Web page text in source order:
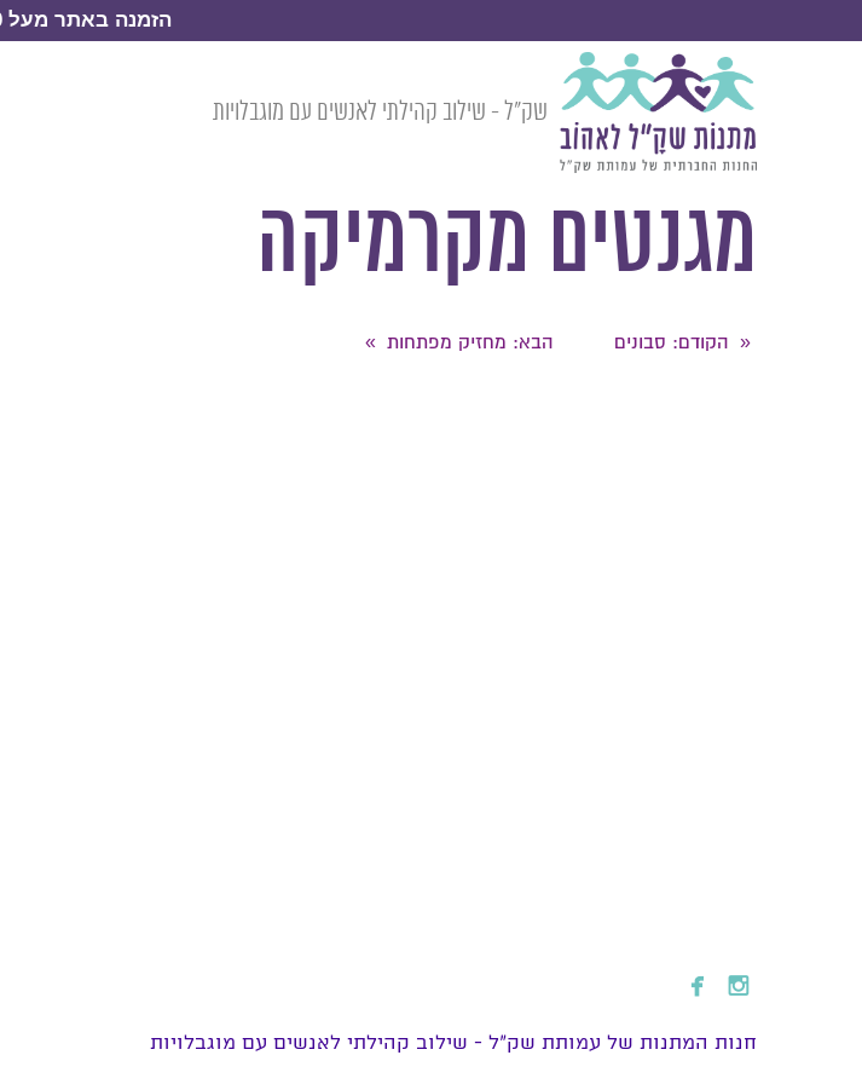
הזמנה באתר מעל 1,500 ₪
שק״ל - שילוב קהילתי לאנשים עם מוגבלויות
המוצרים » מזכרות לאירועים » מזכרות שונות
מגנטים מקרמיקה
« הקודם: סבונים הבא: מחזיק מפתחות »
 
חנות המתנות של עמותת שק״ל - שילוב קהילתי לאנשים עם מוגבלויות